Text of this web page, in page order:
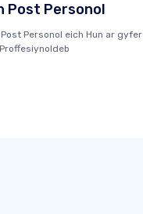
Post Personol
Personol eich Hun ar gyfer
Proffesiynoldeb